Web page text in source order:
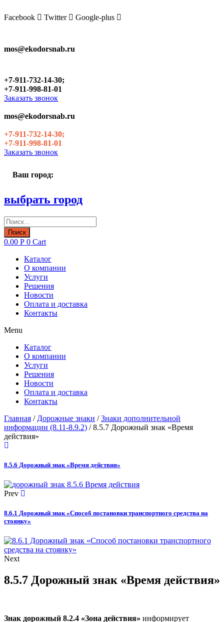
to
Facebook Twitter Google-plus
mos@ekodorsnab.ru
+7-911-732-14-30;
+7-911-998-81-01
Заказать звонок
mos@ekodorsnab.ru
+7-911-732-14-30;
+7-911-998-81-01
Заказать звонок
Ваш город:
выбрать город
Поиск
товаров
Поиск
0.00 Р 0 Cart
Каталог
О компании
Услуги
Решения
Новости
Оплата и доставка
Контакты
Menu
Каталог
О компании
Услуги
Решения
Новости
Оплата и доставка
Контакты
Главная / Дорожные знаки /Знаки дополнительной
информации (8.11-8.9.2) / 8.5.7 Дорожный знак «Время
действия»
8.5.6 Дорожный знак «Время действия»
Prev
8.6.1 Дорожный знак «Способ постановки транспортного средства на
стоянку»
Next
8.5.7 Дорожный знак «Время действия»
Знак дорожный 8.2.4 «Зона действия» информирует